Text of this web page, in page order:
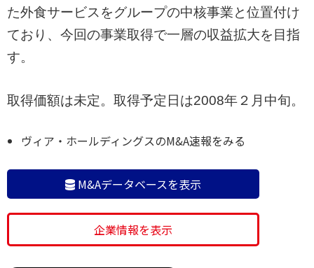
た外食サービスをグループの中核事業と位置付け
ており、今回の事業取得で一層の収益拡大を目指
す。
取得価額は未定。取得予定日は2008年２月中旬。
ヴィア・ホールディングスのM&A速報をみる
M&Aデータベースを表示
企業情報を表示